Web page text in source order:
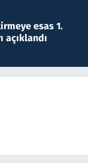
esas 1.
açıklandı